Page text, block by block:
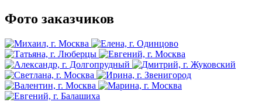
Фото заказчиков